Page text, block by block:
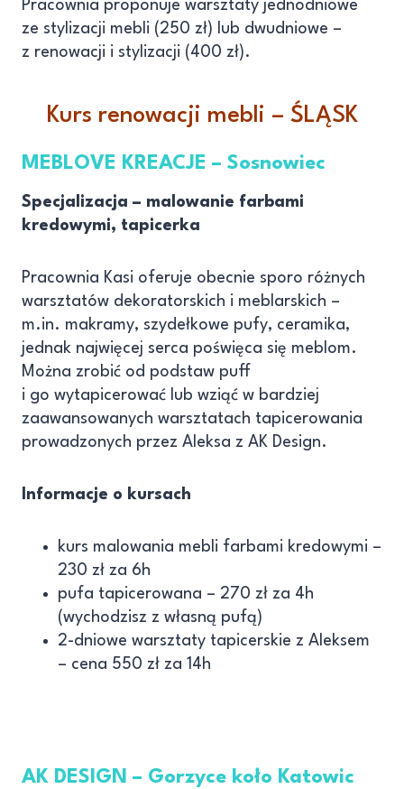
Pracownia proponuje warsztaty jednodniowe
ze stylizacji mebli (250 zł) lub dwudniowe –
z renowacji i stylizacji (400 zł).
Kurs renowacji mebli – ŚLĄSK
MEBLOVE KREACJE – Sosnowiec
Specjalizacja – malowanie farbami
kredowymi, tapicerka
Pracownia Kasi oferuje obecnie sporo różnych
warsztatów dekoratorskich i meblarskich –
m.in. makramy, szydełkowe pufy, ceramika,
jednak najwięcej serca poświęca się meblom.
Można zrobić od podstaw puff
i go wytapicerować lub wziąć w bardziej
zaawansowanych warsztatach tapicerowania
prowadzonych przez Aleksa z AK Design.
Informacje o kursach
kurs malowania mebli farbami kredowymi –
230 zł za 6h
pufa tapicerowana – 270 zł za 4h
(wychodzisz z własną pufą)
2-dniowe warsztaty tapicerskie z Aleksem
– cena 550 zł za 14h
AK DESIGN – Gorzyce koło Katowic